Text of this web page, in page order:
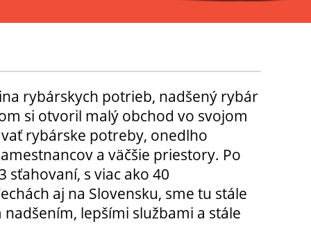
rybárskych potrieb, nadšený rybár
si otvoril malý obchod vo svojom
rybárske potreby, onedlho
a väčšie priestory. Po
sťahovaní, s viac ako 40
aj na Slovensku, sme tu stále
lepšími službami a stále